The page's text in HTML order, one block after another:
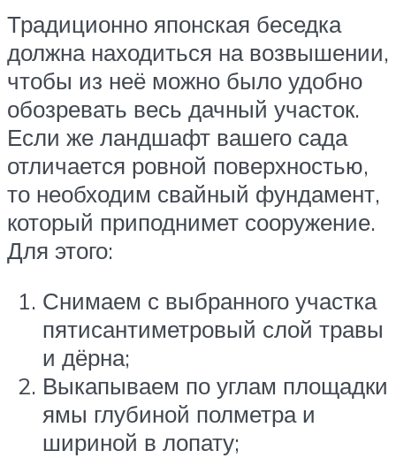
Традиционно японская беседка
должна находиться на возвышении,
чтобы из неё можно было удобно
обозревать весь дачный участок.
Если же ландшафт вашего сада
отличается ровной поверхностью,
то необходим свайный фундамент,
который приподнимет сооружение.
Для этого:
Снимаем с выбранного участка
пятисантиметровый слой травы
и дёрна;
Выкапываем по углам площадки
ямы глубиной полметра и
шириной в лопату;